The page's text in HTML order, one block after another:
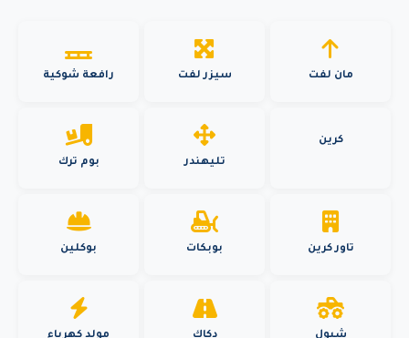
مان لفت سيزر لفت رافعة شوكية
كرين
تليهندر
بوم ترك
تاور كرين بوبكات بوكلين
شيول دكاك مولد كهرباء